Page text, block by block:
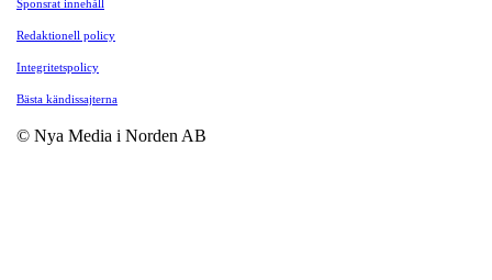
Sponsrat innehåll
Redaktionell policy
Integritetspolicy
Bästa kändissajterna
© Nya Media i Norden AB